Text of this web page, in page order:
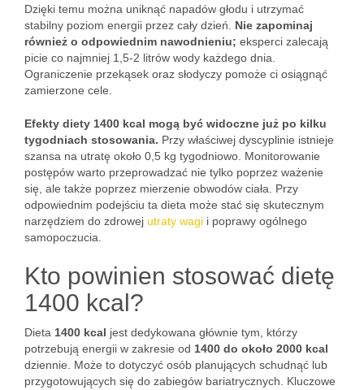
Dzięki temu można uniknąć napadów głodu i utrzymać
stabilny poziom energii przez cały dzień. Nie zapominaj
również o odpowiednim nawodnieniu; eksperci zalecają
picie co najmniej 1,5-2 litrów wody każdego dnia.
Ograniczenie przekąsek oraz słodyczy pomoże ci osiągnąć
zamierzone cele.
Efekty diety 1400 kcal mogą być widoczne już po kilku
tygodniach stosowania. Przy właściwej dyscyplinie istnieje
szansa na utratę około 0,5 kg tygodniowo. Monitorowanie
postępów warto przeprowadzać nie tylko poprzez ważenie
się, ale także poprzez mierzenie obwodów ciała. Przy
odpowiednim podejściu ta dieta może stać się skutecznym
narzędziem do zdrowej utraty wagi i poprawy ogólnego
samopoczucia.
Kto powinien stosować dietę
1400 kcal?
Dieta 1400 kcal jest dedykowana głównie tym, którzy
potrzebują energii w zakresie od 1400 do około 2000 kcal
dziennie. Może to dotyczyć osób planujących schudnąć lub
przygotowujących się do zabiegów bariatrycznych. Kluczowe